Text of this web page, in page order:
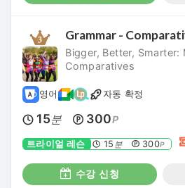
Grammar -
Bigger, Better, Smarter:
Comparatives
영어 자동 확정
15분 300P
트라이얼 레슨 15 분 300P
수강 신청